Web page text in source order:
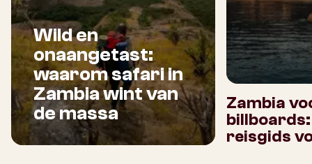
Wild en
onaangetast:
waarom safari in
Zambia wint van
de massa
Zambia
reisgids